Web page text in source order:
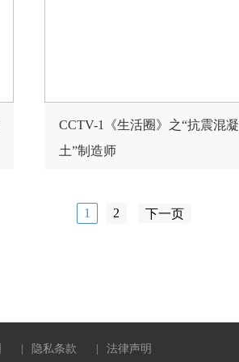
CCTV-1《生活圈》之“抗震混凝
土”制造师
1 2 下一页
隐私条款 法律声明